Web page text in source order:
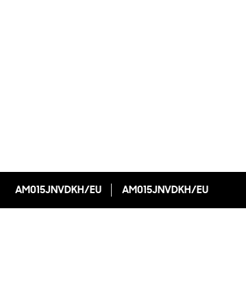
AM015JNVDKH/EU AM015JNVDKH/EU